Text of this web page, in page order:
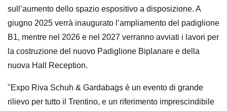
sull’aumento dello spazio espositivo a disposizione. A
giugno 2025 verrà inaugurato l’ampliamento del padiglione
B1, mentre nel 2026 e nel 2027 verranno avviati i lavori per
la costruzione del nuovo Padiglione Biplanare e della
nuova Hall Reception.
"Expo Riva Schuh & Gardabags è un evento di grande
rilievo per tutto il Trentino, e un riferimento imprescindibile